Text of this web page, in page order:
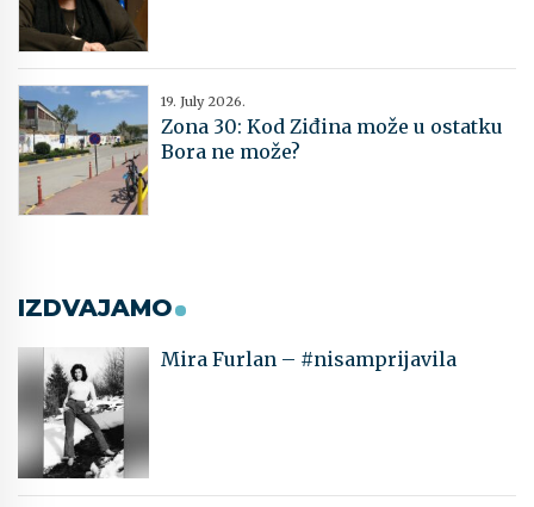
19. July 2026.
Zona 30: Kod Ziđina može u ostatku
Bora ne može?
IZDVAJAMO
Mira Furlan – #nisamprijavila